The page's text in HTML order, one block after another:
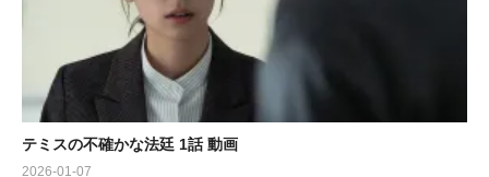
テミスの不確かな法廷 1話 動画
2026-01-07